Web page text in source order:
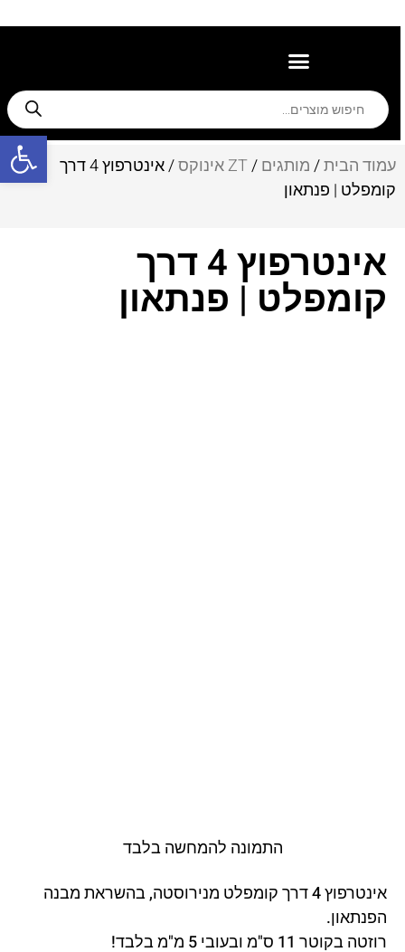
עמוד הבית/מותגים/ZT אינוקס​
/ אינטרפוץ 4 דרך
קומפלט | פנתאון
אינטרפוץ 4 דרך
קומפלט | פנתאון
התמונה להמחשה בלבד
אינטרפוץ 4 דרך קומפלט מנירוסטה, בהשראת מבנה
הפנתאון.
רוזטה בקוטר 11 ס"מ ובעובי 5 מ"מ בלבד!
פתח